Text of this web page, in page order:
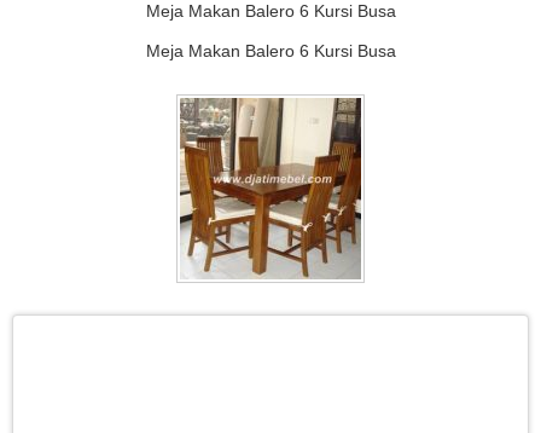
Meja Makan Balero 6 Kursi Busa
Meja Makan Balero 6 Kursi Busa